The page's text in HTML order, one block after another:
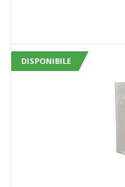
DISPONIBILE